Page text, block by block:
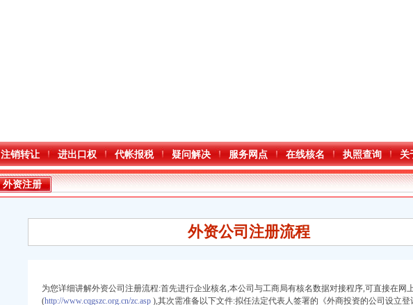
注销转让 进出口权 代帐报税 疑问解决 服务网点 在线核名 执照查询 关
外资注册
外资公司注册流程
为您详细讲解外资公司注册流程:首先进行企业核名,本公司与工商局有核名数据对接程序,可直接在网
(http://www.cqgszc.org.cn/zc.asp ),其次需准备以下文件:拟任法定代表人签署的《外商投资的公司设立登